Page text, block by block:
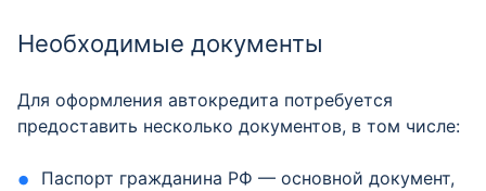
Необходимые документы
Для оформления автокредита потребуется
предоставить несколько документов, в том числе:
Паспорт гражданина РФ — основной документ,